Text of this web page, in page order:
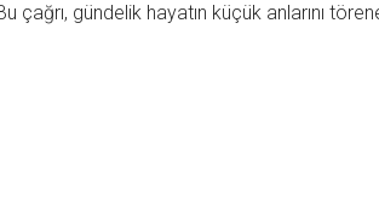
gündelik hayatın küçük anlarını